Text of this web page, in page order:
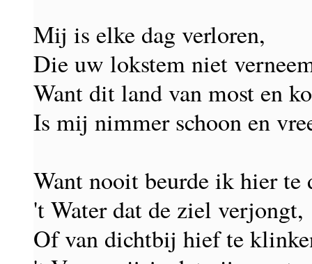
Mij is elke dag verloren,
Die uw lokstem niet
Want dit land van most en
Is mij nimmer schoon en
Want nooit beurde ik hier te
't Water dat de ziel verjongt,
Of van dichtbij hief te